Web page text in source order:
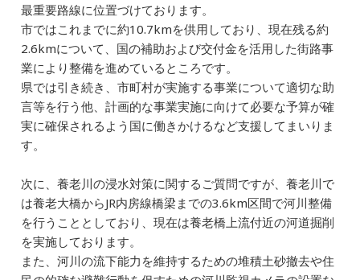
最重要路線に位置づけております。
市ではこれまでに約10.7kmを供用しており、現在残る約
2.6kmについて、国の補助および交付金を活用した街路事
業により整備を進めているところです。
県では引き続き、市町村が実施する事業について適切な助
言等を行う他、計画的な事業実施に向けて必要な予算が確
実に確保されるよう国に働きかけるなど支援してまいりま
す。
次に、養老川の浸水対策に関するご質問ですが、養老川で
は養老大橋からJR内房線橋梁までの3.6km区間で河川整備
を行うこととしており、現在は養老橋上流付近の河道掘削
を実施しております。
また、河川の流下能力を維持するための堆積土砂撤去や住